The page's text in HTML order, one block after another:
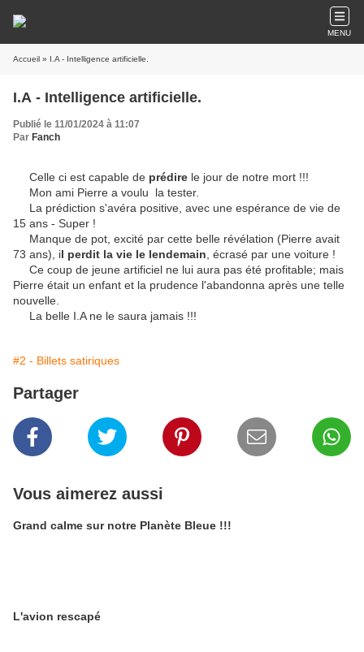
MENU
Accueil » I.A - Intelligence artificielle.
I.A - Intelligence artificielle.
Publié le 11/01/2024 à 11:07
Par Fanch
Celle ci est capable de prédire le jour de notre mort !!!
Mon ami Pierre a voulu la tester.
La prédiction s'avéra positive, avec une espérance de vie de
15 ans - Super !
Manque de pot, excité par cette belle révélation (Pierre avait
73 ans), il perdit la vie le lendemain , écrasé par une voiture !
Ce coup de jeune artificiel ne lui aura pas été profitable; mais
Pierre était un enfant et la prudence l'abandonna après une telle
nouvelle.
La belle I.A ne le saura jamais !!!
#2 - Billets satiriques
Partager
Vous aimerez aussi
Grand calme sur notre Planète Bleue !!!
L'avion rescapé